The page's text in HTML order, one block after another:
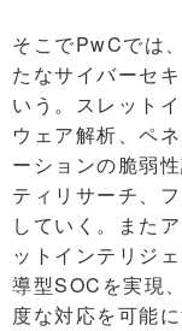
そこでPwCでは
たなサイバーセ
いう。スレット
ウェア解析、ペ
ーションの脆弱
ティリサーチ、
していく。また
ットインテリジ
導型SOCを実現
度な対応を可能